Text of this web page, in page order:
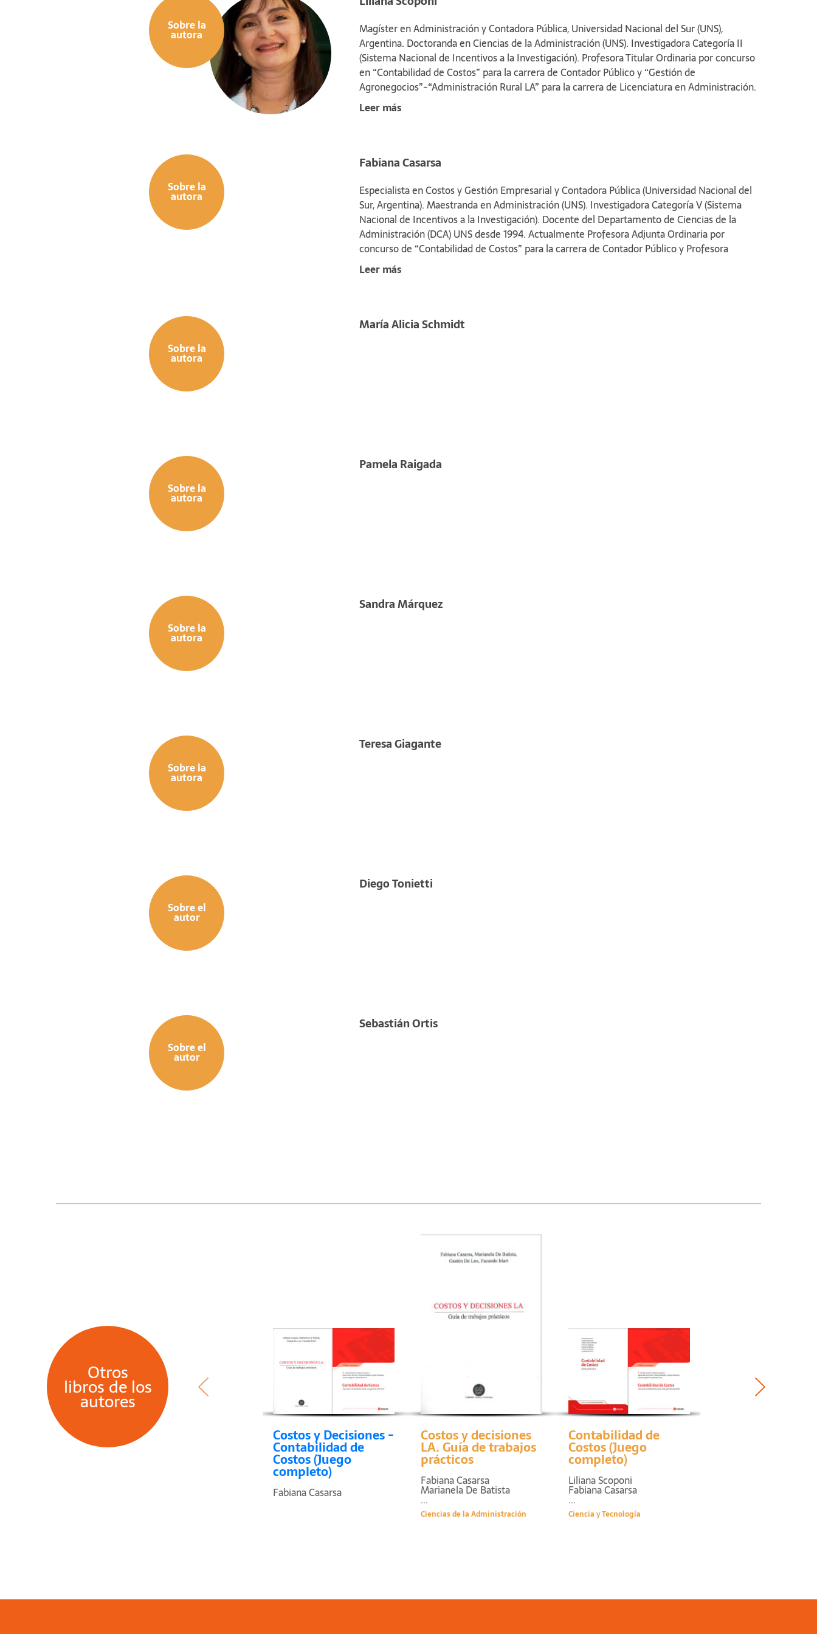
Los trabajos prácticos propuestos se han nutrido de aportes de
la bibliografía nacional e internacional sobre costos, de
propuestas pedagógicas presentadas en los congresos de la
disciplina y de algunos ejercicios que integran guías de
trabajos prácticos de otras universidades, como la UBA o del
Sobre la
autora
Magíster en Administración y Contadora Pública, Universidad Nacional del Sur (UNS),
Argentina. Doctoranda en Ciencias de la Administración (UNS). Investigadora Categoría II
(Sistema Nacional de Incentivos a la Investigación). Profesora Titular Ordinaria por concurso
en “Contabilidad de Costos” para la carrera de Contador Público y “Gestión de
Agronegocios”-“Administración Rural LA” para la carrera de Licenciatura en Administración.
Directora académica de la Maestría en Administración del Dpto. Ciencias de la
Administración (DCA), UNS. Cuenta con publicaciones de libros, capítulos de libros y artículos
Leer más
Sobre la
autora
Fabiana Casarsa
Especialista en Costos y Gestión Empresarial y Contadora Pública (Universidad Nacional del
Sur, Argentina). Maestranda en Administración (UNS). Investigadora Categoría V (Sistema
Nacional de Incentivos a la Investigación). Docente del Departamento de Ciencias de la
Administración (DCA) UNS desde 1994. Actualmente Profesora Adjunta Ordinaria por
concurso de “Contabilidad de Costos” para la carrera de Contador Público y Profesora
Asociada Ordinaria por concurso de “Costos y Decisiones L.A.” para la carrera de Licenciatura
en Administración. Cuenta con publicaciones como coautora de capítulos de libros virtuales,
Leer más
Sobre la
autora
María Alicia Schmidt
Sobre la
autora
Pamela Raigada
Sobre la
autora
Sandra Márquez
Sobre la
autora
Teresa Giagante
Sobre el
autor
Diego Tonietti
Sobre el
autor
Sebastián Ortis
Otros
libros de los
autores
Costos y Decisiones -
Contabilidad de
Costos (Juego
completo)
Fabiana Casarsa
Costos y decisiones
LA. Guía de trabajos
prácticos
Fabiana Casarsa
Marianela De Batista
...
Ciencias de la Administración
Contabilidad de
Costos (Juego
completo)
Liliana Scoponi
Fabiana Casarsa
...
Ciencia y Tecnología